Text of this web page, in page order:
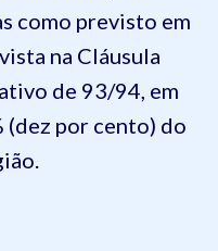
como previsto em
na Cláusula
de 93/94, em
(dez por cento) do